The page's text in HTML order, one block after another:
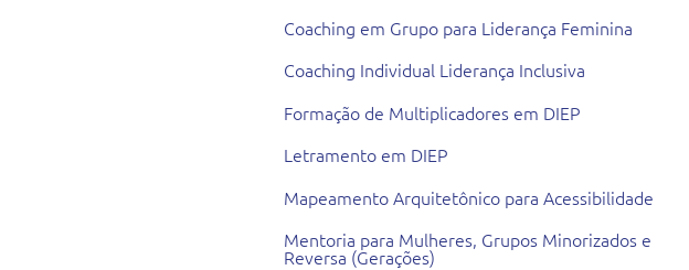
Coaching em Grupo para Liderança Feminina
Coaching Individual Liderança Inclusiva
Formação de Multiplicadores em DIEP
Letramento em DIEP
Mapeamento Arquitetônico para Acessibilidade
Mentoria para Mulheres, Grupos Minorizados e
Reversa (Gerações)